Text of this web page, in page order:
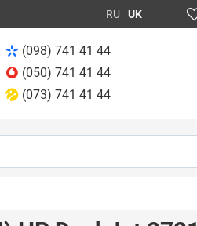
RU UK
(098) 741 41 44
(050) 741 41 44
(073) 741 41 44